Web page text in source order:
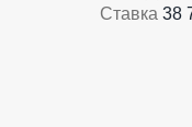
Ставка 38